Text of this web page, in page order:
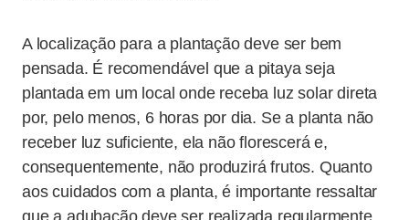
A localização para a plantação deve ser bem
pensada. É recomendável que a pitaya seja
plantada em um local onde receba luz solar direta
por, pelo menos, 6 horas por dia. Se a planta não
receber luz suficiente, ela não florescerá e,
consequentemente, não produzirá frutos. Quanto
aos cuidados com a planta, é importante ressaltar
que a adubação deve ser realizada regularmente,